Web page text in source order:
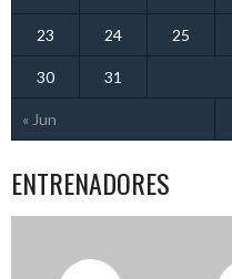
« Jun
23 24 25
30 31
ENTRENADORES